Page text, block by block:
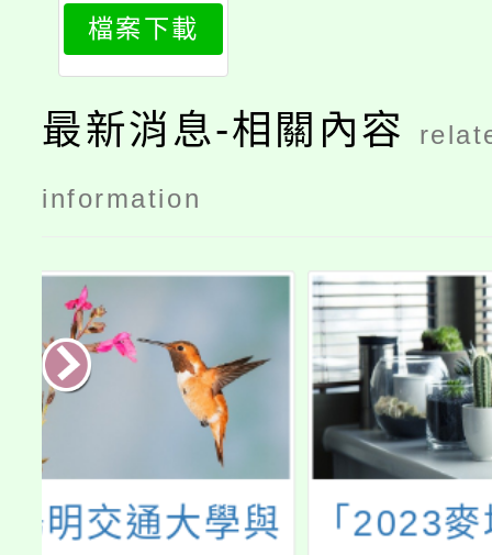
檔案下載
最新消息-相關內容
information
「2023麥塊建築
114學